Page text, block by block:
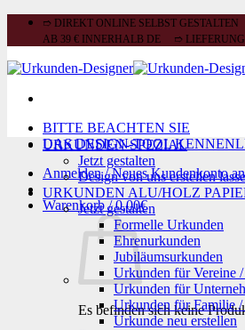
Zum
➱ DIREKT ONLINE SELBST
AB 39 € INNERHALB DE ➱ LIEFERUNG
BITTE BEACHTEN SIE
DAS DESIGN-TOOL
Anmelden / Neues Kundenkonto
Warenkorb /0,00€
Es befinden sich keine
URKUNDEN-SPEZIAL
Jetzt gestalten
Design von uns erstellen
URKUNDEN ALU/HOLZ
Jetzt gestalten
Formelle Urkunden
Ehrenurkunden
Jubiläumsurkunden
Urkunden für Vereine
Urkunden für
Urkunden für Familie /
Urkunde neu erstellen